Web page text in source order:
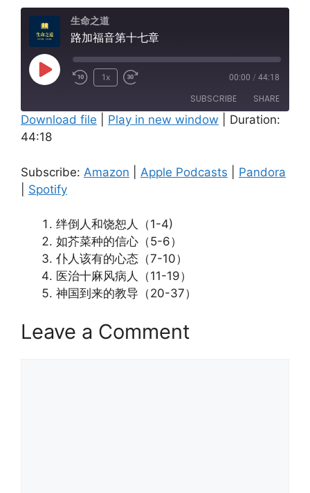
生命之道
路加福音第十七章
Play
1x 00:00 / 44:18
SUBSCRIBE SHARE
Amazon
RSS FEED
SHARE
LINK
EMBED
Download file Play in new window
Duration:
44:18
Subscribe: Amazon Apple Podcasts
Pandora
Spotify
绊倒人和饶恕人（1-4)
如芥菜种的信心（5-6）
仆人该有的心态（7-10）
医治十麻风病人（11-19）
神国到来的教导（20-37）
Leave a Comment